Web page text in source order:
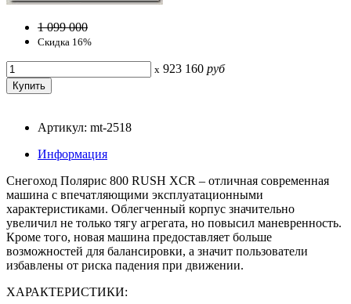
1 099 000
Скидка 16%
x 923 160 руб
Артикул: mt-2518
Информация
Снегоход Полярис 800 RUSH XCR – отличная современная
машина с впечатляющими эксплуатационными
характеристиками. Облегченный корпус значительно
увеличил не только тягу агрегата, но повысил маневренность.
Кроме того, новая машина предоставляет больше
возможностей для балансировки, а значит пользователи
избавлены от риска падения при движении.
ХАРАКТЕРИСТИКИ: